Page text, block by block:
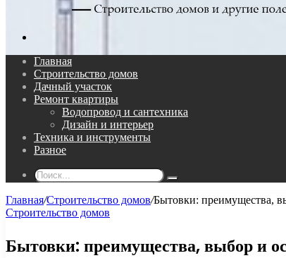
Главная
Строительство домов
Дачный участок
Ремонт квартиры
Водопровод и сантехника
Дизайн и интерьер
Техника и инструменты
Разное
Поиск...
Главная/Строительство домов/Бытовки: преимущества,
Строительство домов
Бытовки: преимущества, выбор и